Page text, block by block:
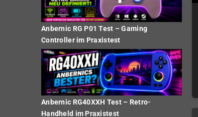
Anbernic RG P01 Test – Gaming
Controller im Praxistest
Anbernic RG40XXH Test – Retro-
Handheld im Praxistest